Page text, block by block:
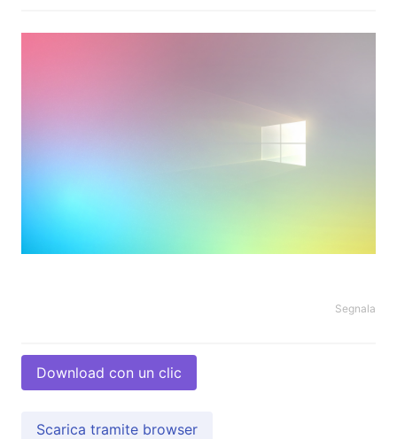
Segnala
Download con un clic
Scarica tramite browser